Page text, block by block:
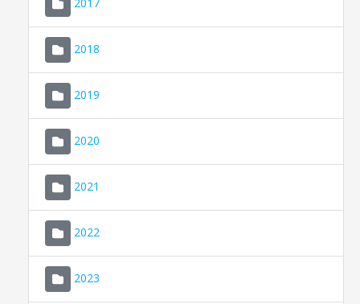
2018
2019
2020
2021
2022
2023